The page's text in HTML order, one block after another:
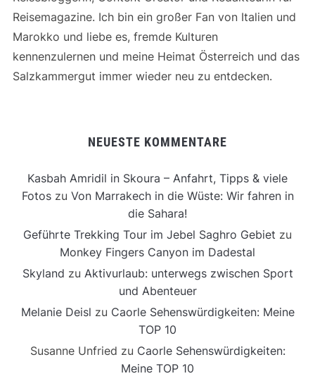
Reisemagazine. Ich bin ein großer Fan von Italien und
Marokko und liebe es, fremde Kulturen
kennenzulernen und meine Heimat Österreich und das
Salzkammergut immer wieder neu zu entdecken.
NEUESTE KOMMENTARE
Kasbah Amridil in Skoura – Anfahrt, Tipps & viele
Fotoszu Von Marrakech in die Wüste: Wir fahren in
die Sahara!
Geführte Trekking Tour im Jebel Saghro Gebiet zu
Monkey Fingers Canyon im Dadestal
Skyland zu Aktivurlaub: unterwegs zwischen Sport
und Abenteuer
Melanie Deisl zu Caorle Sehenswürdigkeiten: Meine
TOP 10
Susanne Unfried zu Caorle Sehenswürdigkeiten:
Meine TOP 10